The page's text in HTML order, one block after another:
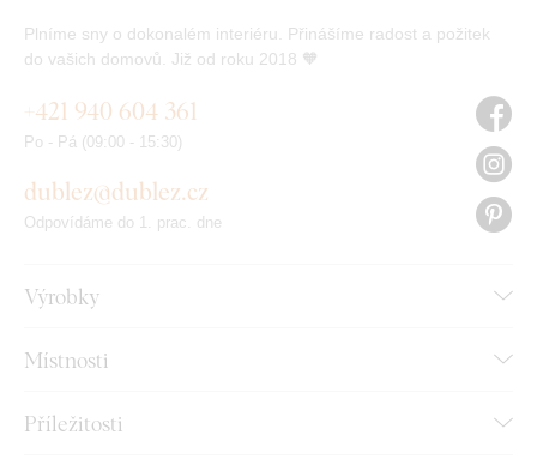
Plníme sny o dokonalém interiéru. Přinášíme radost a požitek
do vašich domovů. Již od roku 2018 🧡
Výrobky
Místnosti
Příležitosti
+421 940 604 361
Po - Pá (09:00 - 15:30)
dublez@dublez.cz
Odpovídáme do 1. prac. dne